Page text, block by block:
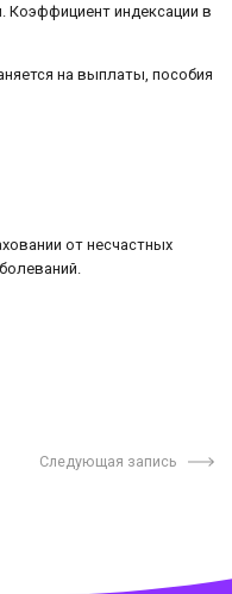
Коэффициент индексации в
на выплаты, пособия
от несчастных
Следующая запись